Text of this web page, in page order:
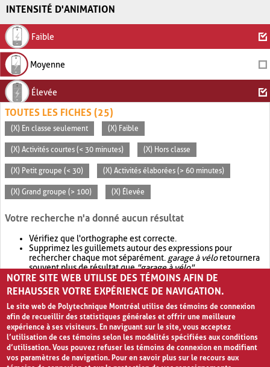
INTENSITÉ D'ANIMATION
Faible
Moyenne
Élevée
TOUTES LES FICHES (25)
(X) En classe seulement (X) Faible
(X) Activités courtes (< 30 minutes) (X) Hors classe
(X) Petit groupe (< 30) (X) Activités élaborées (> 60 minutes)
(X) Grand groupe (> 100) (X) Élevée
Votre recherche n'a donné aucun résultat
Vérifiez que l'orthographe est correcte.
Supprimez les guillemets autour des expressions pour
rechercher chaque mot séparément. garage à véloretournera
souvent plus de résultat que"garage à vélo".
Envisagez d'élargir votre recherche avec OR.garage OR vélo
retournera souvent plus de résultat quegarage à vélo
NOTRE SITE WEB UTILISE DES TÉMOINS AFIN DE
REHAUSSER VOTRE EXPÉRIENCE DE NAVIGATION.
Le site web de Polytechnique Montréal utilise des témoins de connexion
afin de recueillir des statistiques générales et offrir une meilleure
expérience à ses visiteurs. En naviguant sur le site, vous acceptez
l’utilisation de ces témoins selon les modalités spécifiées aux conditions
d’utilisation. Vous pouvez refuser les témoins de connexion en modifiant
vos paramètres de navigation. Pour en savoir plus sur le recours aux